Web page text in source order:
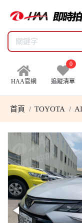
HAA官網
0
追蹤清單
首頁 TOYOTA